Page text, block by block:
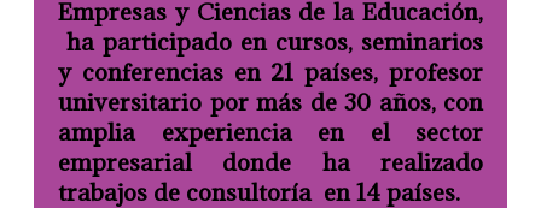
Empresas y Ciencias de la Educación,
ha participado en cursos, seminarios
y conferencias en 21 países, profesor
universitario por más de 30 años, con
amplia experiencia en el sector
empresarial donde ha realizado
trabajos de consultoría en 14 países.